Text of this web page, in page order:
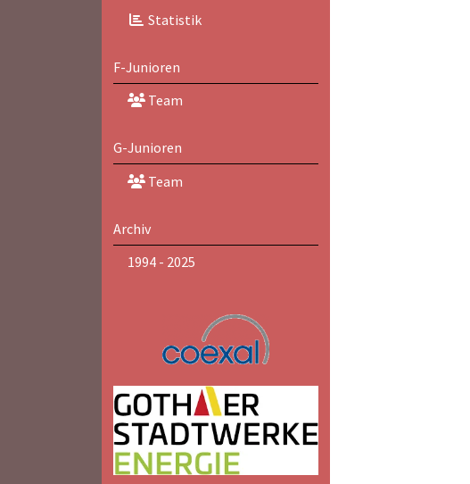
Statistik
F-Junioren
Team
G-Junioren
Team
Archiv
1994 - 2025